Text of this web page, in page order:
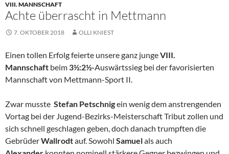
VIII. MANNSCHAFT
Achte überrascht in Mettmann
7. OKTOBER 2018 OLLI KNIEST
Einen tollen Erfolg feierte unsere ganz jungeVIII.
Mannschaft beim 3½:2½-Auswärtssieg bei der favorisierten
Mannschaft von Mettmann-Sport II.
Zwar musste Stefan Petschnigein wenig dem anstrengenden
Vortag bei der Jugend-Bezirks-Meisterschaft Tribut zollen und
sich schnell geschlagen geben, doch danach trumpften die
GebrüderWallrodtauf. Sowohl Samuelals auch